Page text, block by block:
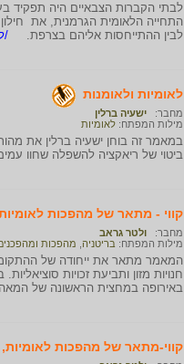
לבתי הקברות הצבאיים היה תפקיד
התחייה הלאומית הגרמנית, את
לבין ההתייחסות אליהם בצרפת.
/
לאומיות ולאומנות
מחבר:
ישעיה ברלין
מילות המפתח: לאומיות
במאמר זה בוחן ישעיה ברלין את
ביטוי של ריאקציה להשפלה שחוו
קווי - מתאר של מהפכות לאומיות, 1815 : קשר המשכילים ואנשי
מחבר:
ולטר גראב
מילות המפתח: בריטניה מהפכות
באירופה במחצית הראשונה של המאה
קווי-מתאר של מהפכות לאומיות, 1815 : אם כל המהפכות